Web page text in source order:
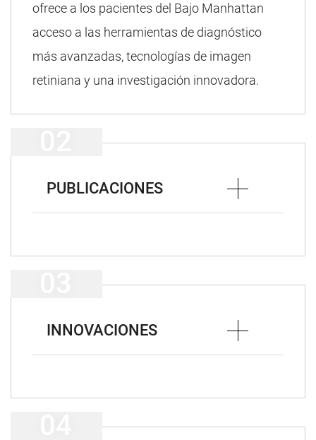
ofrece a los pacientes del Bajo Manhattan
acceso a las herramientas de diagnóstico
más avanzadas, tecnologías de imagen
retiniana y una investigación innovadora.
PUBLICACIONES
INNOVACIONES